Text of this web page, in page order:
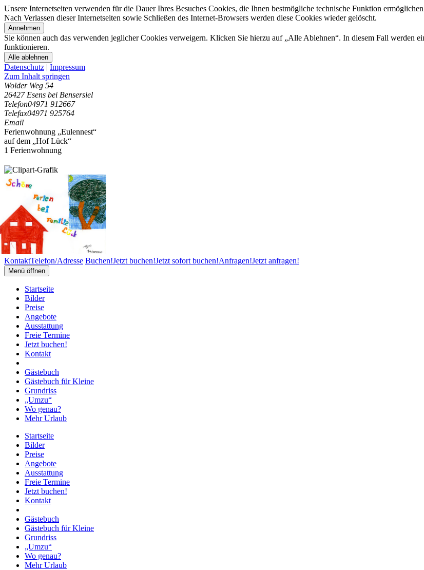
Unsere Internetseiten verwenden für die Dauer Ihres Besuches Cookies, die Ihnen bestmögliche technische Funktion
Nach Verlassen dieser Internetseiten sowie Schließen des Internet-Browsers werden diese Cookies wieder gelöscht.
Annehmen
Sie können auch das verwenden jeglicher Cookies verweigern. Klicken Sie hierzu auf „Alle Ablehnen“. In diesem Fall werden
funktionieren.
Alle ablehnen
Datenschutz | Impressum
Zum Inhalt springen
Wolder Weg 54
26427 Esens bei Bensersiel
Telefon04971 912667
Telefax04971 925764
Email
Ferienwohnung „Eulennest“
auf dem „Hof Lück“
1 Ferienwohnung
KontaktTelefon/Adresse Buchen!Jetzt buchen!Jetzt sofort buchen!Anfragen!Jetzt anfragen!
Menü öffnen
Startseite
Bilder
Preise
Angebote
Ausstattung
Freie Termine
Jetzt buchen!
Kontakt
Gästebuch
Gästebuch für Kleine
Grundriss
„Umzu“
Wo genau?
Mehr Urlaub
Startseite
Bilder
Preise
Angebote
Ausstattung
Freie Termine
Jetzt buchen!
Kontakt
Gästebuch
Gästebuch für Kleine
Grundriss
„Umzu“
Wo genau?
Mehr Urlaub